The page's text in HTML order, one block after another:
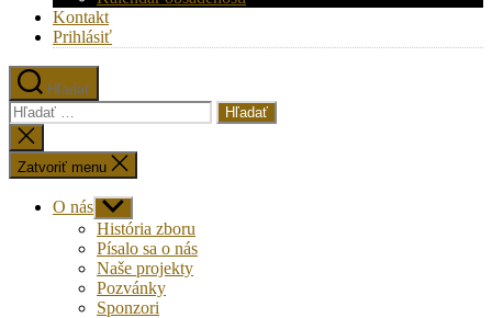
Kontakt
Prihlásiť
Hľadať
Vyhľadať:
Zatvoriť
vyhľadávanie
Zatvoriť menu
O nás Zobraziť
druhú
úroveň
navigácie
História zboru
Písalo sa o nás
Naše projekty
Pozvánky
Sponzori